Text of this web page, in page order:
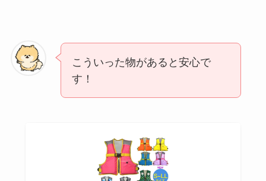
こういった物があると安心で
す！